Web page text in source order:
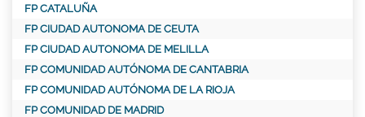
FP CATALUÑA
FP CIUDAD AUTONOMA DE CEUTA
FP CIUDAD AUTONOMA DE MELILLA
FP COMUNIDAD AUTÓNOMA DE CANTABRIA
FP COMUNIDAD AUTÓNOMA DE LA RIOJA
FP COMUNIDAD DE MADRID